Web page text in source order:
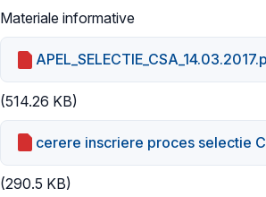
Materiale informative
(514.26 KB)
cerere inscriere proces selectie
(290.5 KB)